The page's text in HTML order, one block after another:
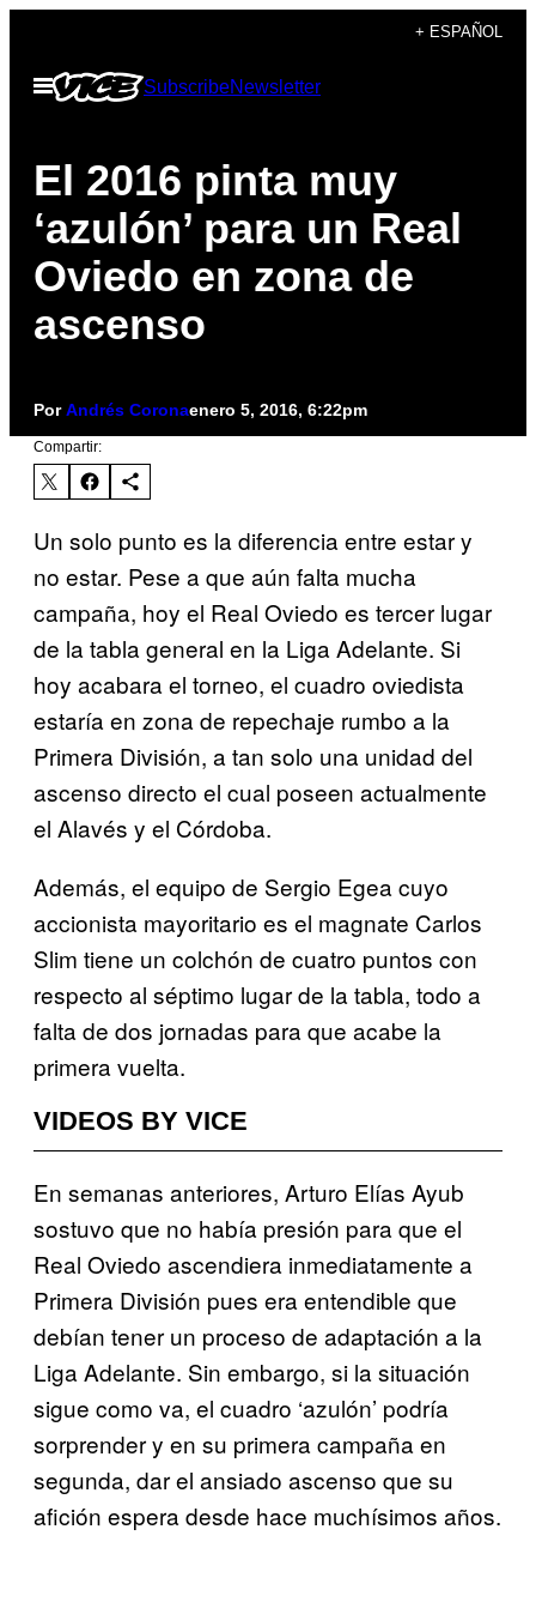
contenido
+ ESPAÑOL
Abrir
Menú
SubscribeNewsletter
El 2016 pinta muy
‘azulón’ para un Real
Oviedo en zona de
ascenso
PorAndrés Coronaenero 5, 2016, 6:22pm
Compartir:
Un solo punto es la diferencia entre estar y
no estar. Pese a que aún falta mucha
campaña, hoy el Real Oviedo es tercer lugar
de la tabla general en la Liga Adelante. Si
hoy acabara el torneo, el cuadro oviedista
estaría en zona de repechaje rumbo a la
Primera División, a tan solo una unidad del
ascenso directo el cual poseen actualmente
el Alavés y el Córdoba.
Además, el equipo de Sergio Egea cuyo
accionista mayoritario es el magnate Carlos
Slim tiene un colchón de cuatro puntos con
respecto al séptimo lugar de la tabla, todo a
falta de dos jornadas para que acabe la
primera vuelta.
VIDEOS BY VICE
En semanas anteriores, Arturo Elías Ayub
sostuvo que no había presión para que el
Real Oviedo ascendiera inmediatamente a
Primera División pues era entendible que
debían tener un proceso de adaptación a la
Liga Adelante. Sin embargo, si la situación
sigue como va, el cuadro ‘azulón’ podría
sorprender y en su primera campaña en
segunda, dar el ansiado ascenso que su
afición espera desde hace muchísimos años.